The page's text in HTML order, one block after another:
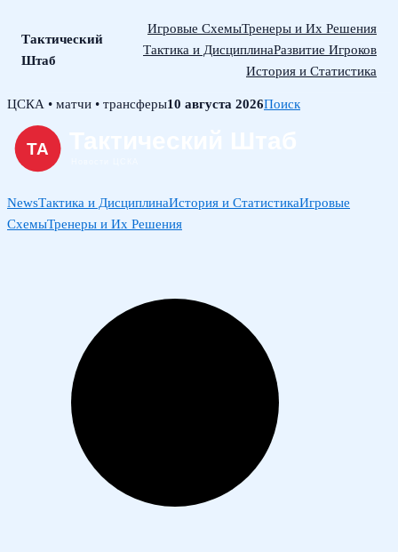
Тактический
Штаб
Игровые СхемыТренеры и Их Решения
Тактика и ДисциплинаРазвитие Игроков
История и Статистика
Skip
content
ЦСКА • матчи • трансферы10 августа 2026Поиск
NewsТактика и ДисциплинаИстория и СтатистикаИгровые
СхемыТренеры и Их Решения